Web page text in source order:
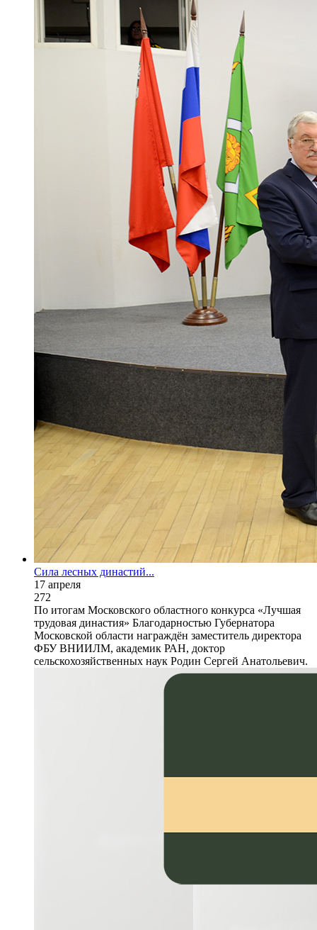
Сила лесных династий...
17 апреля
272
По итогам Московского областного конкурса «Лучшая
трудовая династия» Благодарностью Губернатора
Московской области награждён заместитель директора
ФБУ ВНИИЛМ, академик РАН, доктор
сельскохозяйственных наук Родин Сергей Анатольевич.